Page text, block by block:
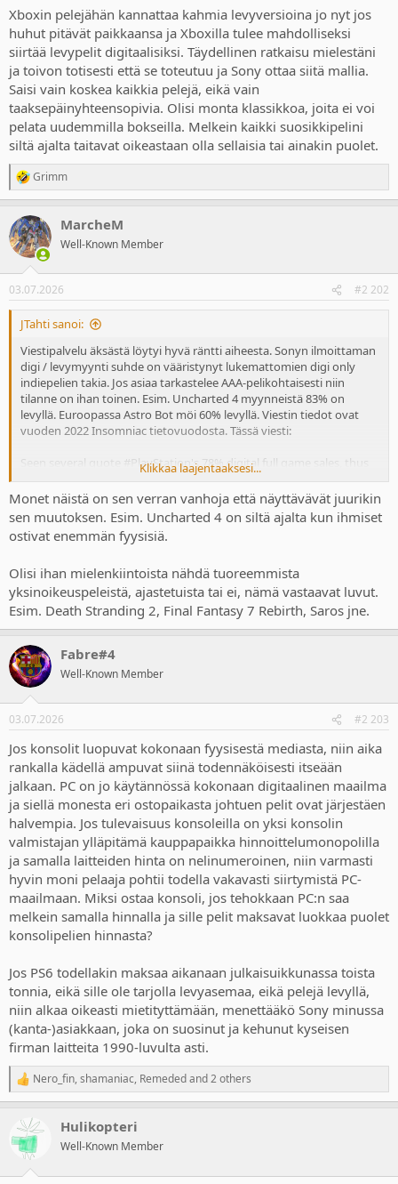
Xboxin pelejähän kannattaa kahmia levyversioina jo nyt jos
huhut pitävät paikkaansa ja Xboxilla tulee mahdolliseksi
siirtää levypelit digitaalisiksi. Täydellinen ratkaisu mielestäni
ja toivon totisesti että se toteutuu ja Sony ottaa siitä mallia.
Saisi vain koskea kaikkia pelejä, eikä vain
taaksepäinyhteensopivia. Olisi monta klassikkoa, joita ei voi
pelata uudemmilla bokseilla. Melkein kaikki suosikkipelini
siltä ajalta taitavat oikeastaan olla sellaisia tai ainakin puolet.
R
e
c
t
i
s
:
Grimm
MarcheM
Well-Known Member
03.07.2026 #2 202
JTahti sanoi:
Viestipalvelu äksästä löytyi hyvä räntti aiheesta. Sonyn ilmoittaman
digi / levymyynti suhde on vääristynyt lukemattomien digi only
indiepelien takia. Jos asiaa tarkastelee AAA-pelikohtaisesti niin
tilanne on ihan toinen. Esim. Uncharted 4 myynneistä 83% on
levyllä. Euroopassa Astro Bot möi 60% levyllä. Viestin tiedot ovat
vuoden 2022 Insomniac tietovuodosta. Tässä viesti:
Seen several quote #PlayStation's 78% digital full game sales, thus
omitting important context.
That figure includes countless digital only releases, from back
catalogue to indie games etc. Even Capcom revealed 84% of its sales
were "older catalog titles", many of which are only available digitally.
So using such data is somewhat misleading.
To gauge REAL physical demand you need to look at splits of games
that released both physical AND digital only. Thanks to the
Playstation Physical / Digital splits
Sackboy - 77% / 23%
R&C Rift Apart - 76% / 24%
Ghost of Tsushima DC - 71% / 29%
Demon's Souls - 70% / 30%
Miles Morales - 66% / 34%
Spider-Man - 66% / 34%
Returnal - 61% / 39%
The Last of Us 2 - 61% / 39%
Ghost of Tsushima - 51% / 49%
MLB The Show 21 - 39% / 61%
So per Sony's own internal data, 31/33 first party games from their
chart sold more PHYSICAL than they did digital.
Uncharted 4 actually has an insane 83% physical split.
can see from other more recent data, things haven't drastically
changed. For example GSD data shows ~60% of Astro Bot sales
across Europe were physical.
So what skews revenue and data more digital, beyond digital only
releases and platforms? The answer is games with LIVE SERVICE
components, especially multiplatform ones.
As you can see from Sony's internal data, MLB has the highest
digital split, and it's a live service game.
Generally the highly popular live service or annualised games such
as Call of Duty, NBA 2K, FIFA etc, have higher digital splits, as gamers
Klikkaa laajentaaksesi...
Monet näistä on sen verran vanhoja että näyttävävät juurikin
sen muutoksen. Esim. Uncharted 4 on siltä ajalta kun ihmiset
ostivat enemmän fyysisiä.
Olisi ihan mielenkiintoista nähdä tuoreemmista
yksinoikeuspeleistä, ajastetuista tai ei, nämä vastaavat luvut.
Esim. Death Stranding 2, Final Fantasy 7 Rebirth, Saros jne.
Fabre#4
Well-Known Member
03.07.2026 #2 203
Jos konsolit luopuvat kokonaan fyysisestä mediasta, niin aika
rankalla kädellä ampuvat siinä todennäköisesti itseään
jalkaan. PC on jo käytännössä kokonaan digitaalinen maailma
ja siellä monesta eri ostopaikasta johtuen pelit ovat järjestäen
halvempia. Jos tulevaisuus konsoleilla on yksi konsolin
valmistajan ylläpitämä kauppapaikka hinnoittelumonopolilla
ja samalla laitteiden hinta on nelinumeroinen, niin varmasti
hyvin moni pelaaja pohtii todella vakavasti siirtymistä PC-
maailmaan. Miksi ostaa konsoli, jos tehokkaan PC:n saa
melkein samalla hinnalla ja sille pelit maksavat luokkaa puolet
konsolipelien hinnasta?
Jos PS6 todellakin maksaa aikanaan julkaisuikkunassa toista
tonnia, eikä sille ole tarjolla levyasemaa, eikä pelejä levyllä,
niin alkaa oikeasti mietityttämään, menettääkö Sony minussa
(kanta-)asiakkaan, joka on suosinut ja kehunut kyseisen
firman laitteita 1990-luvulta asti.
R
e
c
t
Nero_fin, shamaniac, Remededand 2 others
Hulikopteri
Well-Known Member